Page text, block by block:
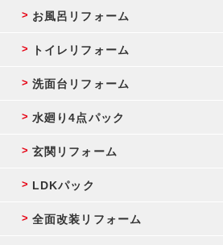
お風呂リフォーム
トイレリフォーム
洗面台リフォーム
水廻り4点パック
玄関リフォーム
LDKパック
全面改装リフォーム